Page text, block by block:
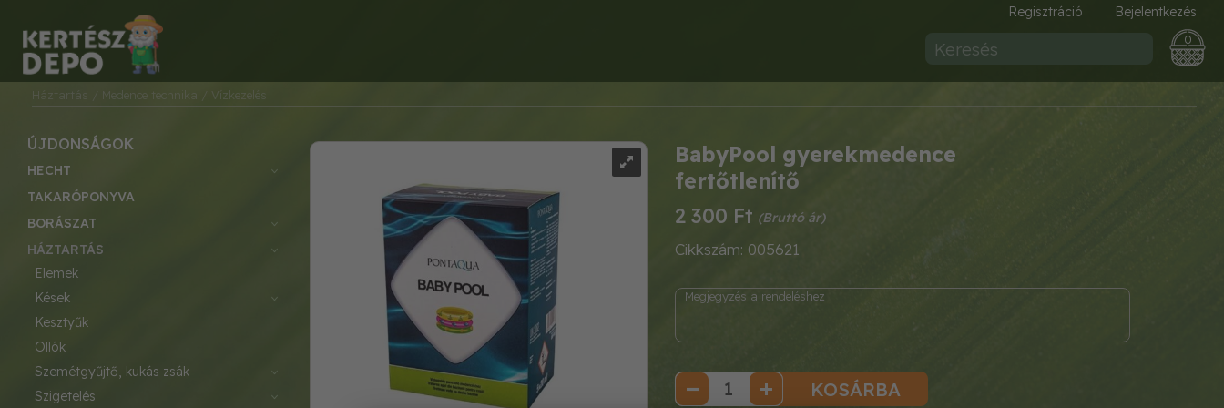
Regisztráció Bejelentkezés
0
Háztartás / Medence technika / Vízkezelés
BabyPool gyerekmedence
fertőtlenítő
2 300 Ft
Cikkszám: 005621
KOSÁRBA
ÚJDONSÁGOK
HECHT
TAKARÓPONYVA
BORÁSZAT
HÁZTARTÁS
elemek
kések
kesztyűk
ollók
szemétgyűjtő, kukás zsák
szigetelés